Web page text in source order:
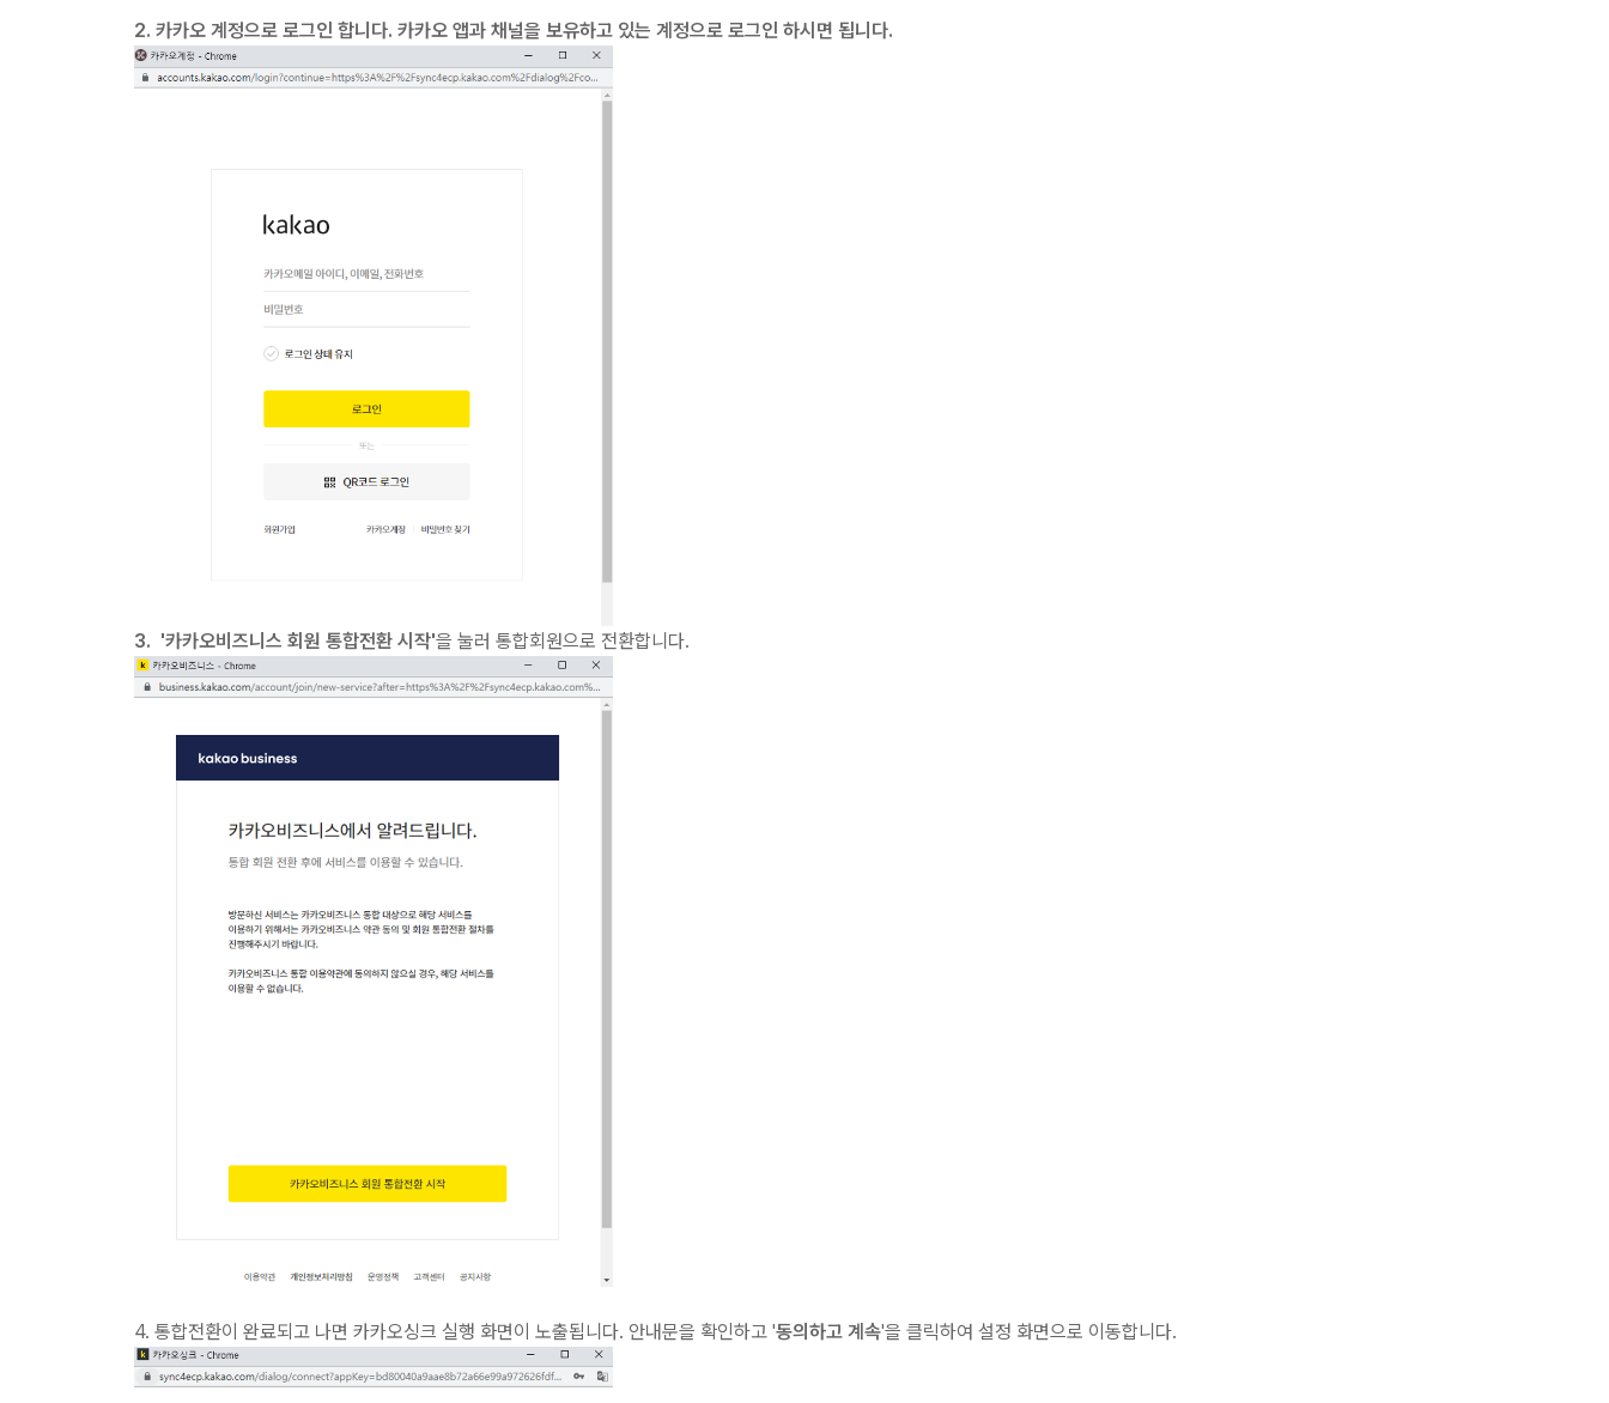
2. 카카오 계정으로 로그인 합니다. 카카오 앱과 채널을 보유하고 있는 계정으로 로그인 하시면 됩니다.
3. '카카오비즈니스 회원 통합전환 시작'을 눌러 통합회원으로 전환합니다.
4. 통합전환이 완료되고 나면 카카오싱크 실행 화면이 노출됩니다. 안내문을 확인하고 '동의하고 계속'을 클릭하여 설정 화면으로 이동합니다.